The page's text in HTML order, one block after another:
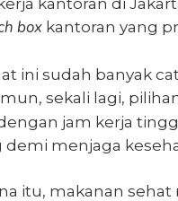
kantoran di
box kantoran yang
ini sudah banyak
sekali lagi,
jam kerja
demi menjaga
itu, makanan